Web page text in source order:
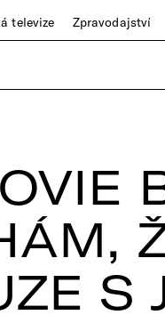
televize Zpravodajství
S